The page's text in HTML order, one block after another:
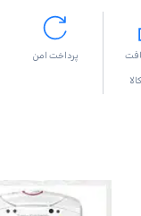
پرداخت امن